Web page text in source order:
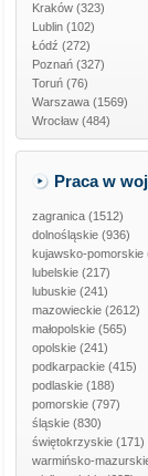
Kraków (323)
Lublin (102)
Łódź (272)
Poznań (327)
Toruń (76)
Warszawa (1569)
Wrocław (484)
Praca w
zagranica (1512)
dolnośląskie (936)
kujawsko-pomorskie
lubelskie (217)
lubuskie (241)
mazowieckie (2612)
małopolskie (565)
opolskie (241)
podkarpackie (415)
podlaskie (188)
pomorskie (797)
śląskie (830)
świętokrzyskie (171)
warmińsko-